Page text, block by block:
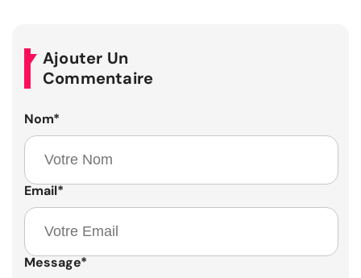
Ajouter Un
Commentaire
Nom*
Email*
Message*